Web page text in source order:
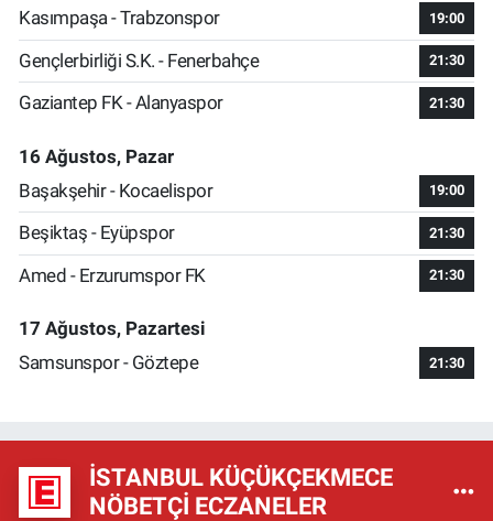
Kasımpaşa - Trabzonspor 19:00
Gençlerbirliği S.K. - Fenerbahçe 21:30
Gaziantep FK - Alanyaspor 21:30
16 Ağustos, Pazar
Başakşehir - Kocaelispor
19:00
Beşiktaş - Eyüpspor 21:30
Amed - Erzurumspor FK 21:30
17 Ağustos, Pazartesi
Samsunspor - Göztepe
21:30
İSTANBUL KÜÇÜKÇEKMECE
NÖBETÇI ECZANELER